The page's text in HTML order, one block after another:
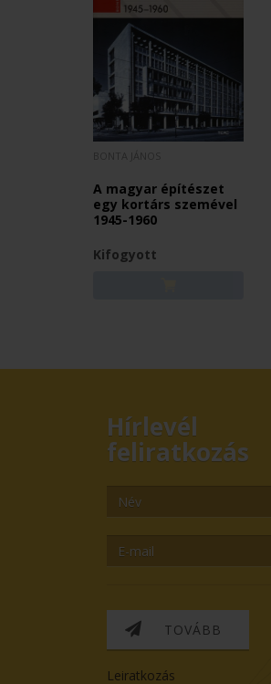
A magyar építészet
egy kortárs szemével
1945-1960
Kifogyott
Hírlevél
feliratkozás
TOVÁBB
Leiratkozás